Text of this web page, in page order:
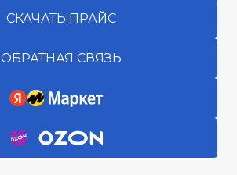
СКАЧАТЬ ПРАЙС
ОБРАТНАЯ СВЯЗЬ